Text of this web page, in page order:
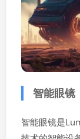
智能眼镜
智能眼镜是